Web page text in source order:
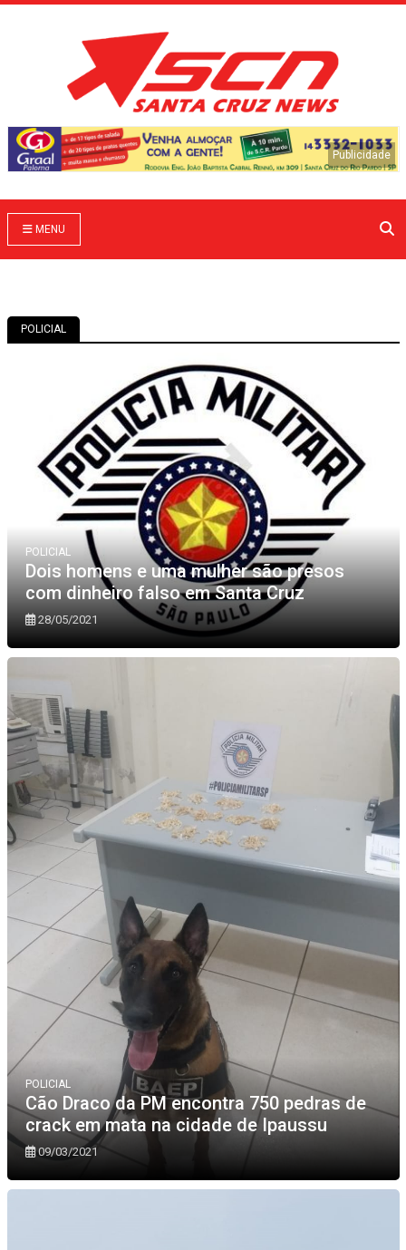
MENU
POLICIAL
POLICIAL
Dois homens e uma mulher são presos
com dinheiro falso em Santa Cruz
28/05/2021
POLICIAL
Cão Draco da PM encontra 750 pedras de
crack em mata na cidade de Ipaussu
09/03/2021